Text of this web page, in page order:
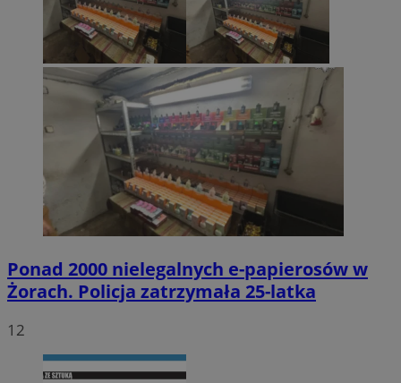
Ponad 2000 nielegalnych e-papierosów w
Żorach. Policja zatrzymała 25-latka
12